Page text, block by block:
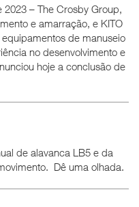
– The Crosby Group,
e amarração, e KITO
de manuseio
no desenvolvimento e
hoje a conclusão de
de alavanca LB5 e da
Dê uma olhada.